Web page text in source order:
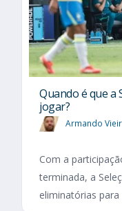
Quando é que a
jogar?
Armando
Com a
terminada, a
eliminatórias